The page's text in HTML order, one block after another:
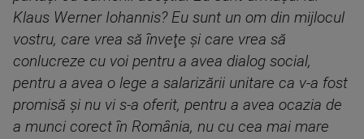
Klaus Werner Iohannis? Eu sunt un om din mijlocul
vostru, care vrea să înveţe şi care vrea să
conlucreze cu voi pentru a avea dialog social,
pentru a avea o lege a salarizării unitare ca v-a fost
promisă şi nu vi s-a oferit, pentru a avea ocazia de
a munci corect în România, nu cu cea mai mare